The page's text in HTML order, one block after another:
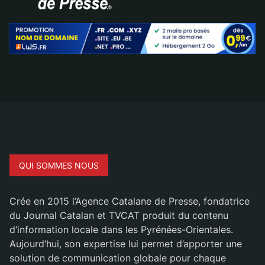
QUI SOMMES NOUS
Crée en 2015 l’Agence Catalane de Presse, fondatrice
du Journal Catalan et TVCAT produit du contenu
d’information locale dans les Pyrénées-Orientales.
Aujourd’hui, son expertise lui permet d’apporter une
solution de communication globale pour chaque